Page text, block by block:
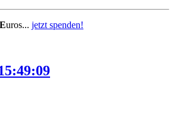
Euros... jetzt spenden!